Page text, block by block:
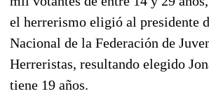
el herrerismo eligió al presidente
Nacional de la Federación de
Herreristas, resultando elegido
tiene 19 años.